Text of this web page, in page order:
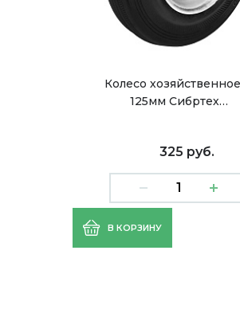
Колесо
125мм Сибртех…
325 руб.
В КОРЗИНУ